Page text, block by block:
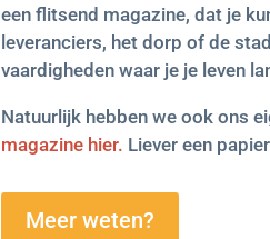
een flitsend magazine, dat je
leveranciers, het dorp of de
vaardigheden waar je je leven
Natuurlijk hebben we ook ons
magazine hier. Liever een
Meer weten?